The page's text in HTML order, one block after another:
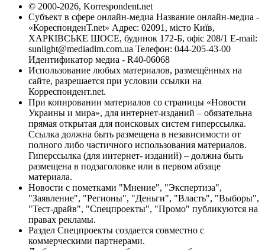
© 2000-2026, Korrespondent.net
Субъект в сфере онлайн-медиа Название онлайн-медиа -
«КореспонденТ.net» Адрес: 02091, місто Київ,
ХАРКІВСЬКЕ ШОСЕ, будинок 172-Б, офіс 208/1 E-mail:
sunlight@mediadim.com.ua Телефон: 044-205-43-00
Идентификатор медиа - R40-06068
Использование любых материалов, размещённых на
сайте, разрешается при условии ссылки на
Корреспондент.net.
При копировании материалов со страницы «Новости
Украины и мира», для интернет-изданий – обязательна
прямая открытая для поисковых систем гиперссылка.
Ссылка должна быть размещена в независимости от
полного либо частичного использования материалов.
Гиперссылка (для интернет- изданий) – должна быть
размещена в подзаголовке или в первом абзаце
материала.
Новости с пометками "Мнение", "Экспертиза",
"Заявление", "Регионы", "Деньги", "Власть", "Выборы",
"Тест-драйв", "Спецпроекты", "Промо" публикуются на
правах рекламы.
Раздел Спецпроекты создается совместно с
коммерческими партнерами.